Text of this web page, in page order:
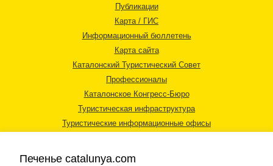
Публикации
Карта / ГИС
Информационный бюллетень
Карта сайта
Каталонский Туристический Совет
Профессионалы
Каталонское Конгресс-Бюро
Туристическая инфраструктура
Туристические информационные офисы
Печенье catalunya.com